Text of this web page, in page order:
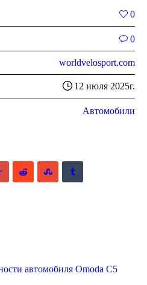
0
0
worldvelosport.com
12 июля 2025г.
Автомобили
автомобиля Omoda C5